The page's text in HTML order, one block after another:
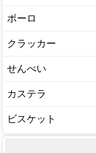
ボーロ
クラッカー
せんべい
カステラ
ビスケット